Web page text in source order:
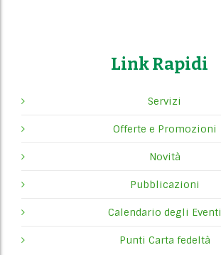
Link Rapidi
Servizi
Offerte e Promozioni
Novità
Pubblicazioni
Calendario degli Eventi
Punti Carta fedeltà